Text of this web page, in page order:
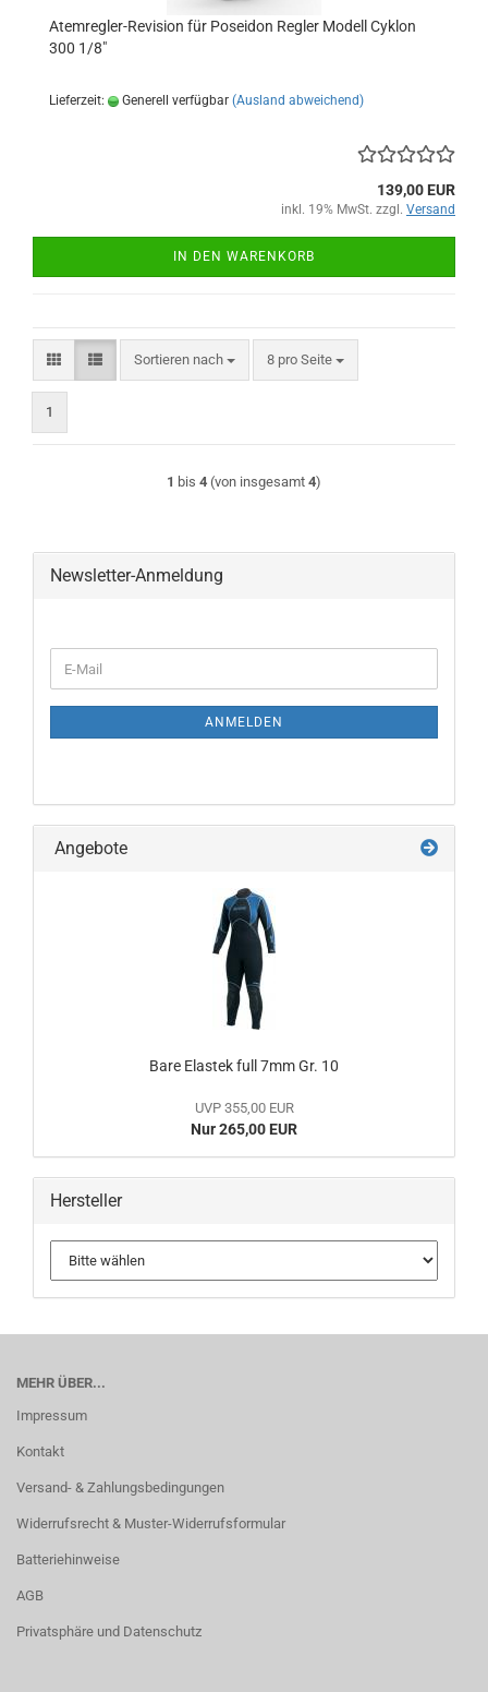
Atemregler-Revision für Poseidon Regler Modell Cyklon
300 1/8"
Lieferzeit: Generell verfügbar (Ausland abweichend)
139,00 EUR
inkl. 19% MwSt. zzgl. Versand
IN DEN WARENKORB
Sortieren nach
Sortieren nach 8 pro Seite
pro Seite
1
1 bis 4 (von insgesamt 4)
Newsletter-Anmeldung
ZUR
E-
Mail
ANMELDEN
Angebote
Bare Elastek full 7mm Gr. 10
UVP 355,00 EUR
Nur 265,00 EUR
Hersteller
MEHR ÜBER...
Impressum
Kontakt
Versand- & Zahlungsbedingungen
Widerrufsrecht & Muster-Widerrufsformular
Batteriehinweise
AGB
Privatsphäre und Datenschutz